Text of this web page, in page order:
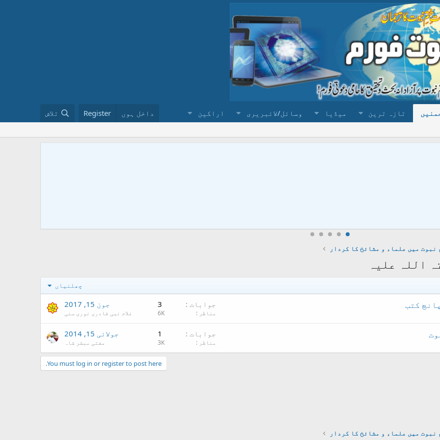
تازہ ترین میڈیا وسائل/لائبریری اراکین داخل ہوں Register تلاش
نبوت میں علماء و مشائخ کا کردار
اللہ علیہ
چھلنیاں
کتب جوابات 3
مناظر 6K
جون 15, 2017
غلام نبی قادری نوری سنی
جوابات 1
مناظر 3K
جولائی 15, 2014
مفتی مبشر شاہ
You must log in or register to post here.
نبوت میں علماء و مشائخ کا کردار